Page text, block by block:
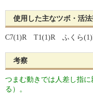
使用した主なツボ・活
C7(1)R T1(1)R ふくら
考察
つまむ動きでは人差し指
る）。